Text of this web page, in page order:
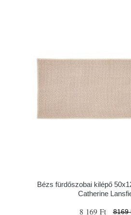
Bézs fürdőszobai kilépő
Catherine
8 169 Ft 8169